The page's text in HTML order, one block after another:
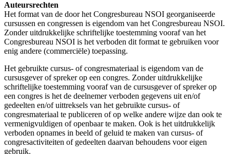
Auteursrechten
Het format van de door het Congresbureau NSOI georganiseerde
cursussen en congressen is eigendom van het Congresbureau NSOI.
Zonder uitdrukkelijke schriftelijke toestemming vooraf van het
Congresbureau NSOI is het verboden dit format te gebruiken voor
enig andere (commerciële) toepassing.
Het gebruikte cursus- of congresmateriaal is eigendom van de
cursusgever of spreker op een congres. Zonder uitdrukkelijke
schriftelijke toestemming vooraf van de cursusgever of spreker op
een congres is het de deelnemer verboden gegevens uit en/of
gedeelten en/of uittreksels van het gebruikte cursus- of
congresmateriaal te publiceren of op welke andere wijze dan ook te
vermenigvuldigen of openbaar te maken. Ook is het uitdrukkelijk
verboden opnames in beeld of geluid te maken van cursus- of
congresactiviteiten of gedeelten daarvan behoudens voor eigen
gebruik.